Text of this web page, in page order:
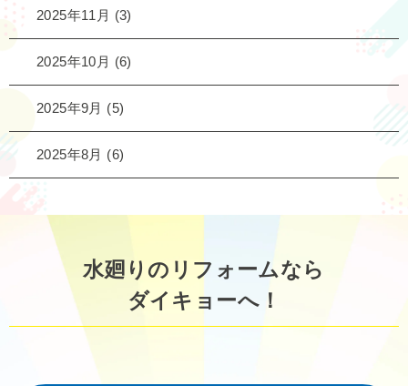
2025年11月 (3)
2025年10月 (6)
2025年9月 (5)
2025年8月 (6)
水廻りのリフォームなら
ダイキョーへ！